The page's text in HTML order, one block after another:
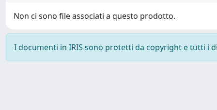
Non ci sono file associati a questo prodotto.
I documenti in IRIS sono protetti da copyright e tutti i